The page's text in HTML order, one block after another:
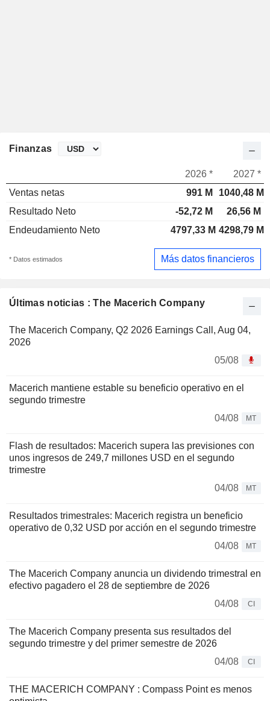
Últimas noticias : The Macerich Company
The Macerich Company, Q2 2026 Earnings Call, Aug 04,
2026
05/08
Macerich mantiene estable su beneficio operativo en el
segundo trimestre
04/08
MT
Flash de resultados: Macerich supera las previsiones con
unos ingresos de 249,7 millones USD en el segundo
trimestre
04/08
MT
Resultados trimestrales: Macerich registra un beneficio
operativo de 0,32 USD por acción en el segundo trimestre
04/08
MT
The Macerich Company anuncia un dividendo trimestral en
efectivo pagadero el 28 de septiembre de 2026
04/08
CI
The Macerich Company presenta sus resultados del
segundo trimestre y del primer semestre de 2026
04/08
CI
THE MACERICH COMPANY : Compass Point es menos
Finanzas
2026 *
2027 *
Ventas netas
991 M
1040,48 M
Resultado Neto
-52,72 M
26,56 M
Endeudamiento Neto
4797,33 M 4298,79 M
* Datos estimados Más datos financieros